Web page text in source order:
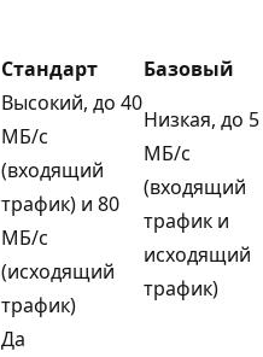
Стандарт Базовый
Высокий, до 40
МБ/с
(входящий
трафик) и 80
МБ/с
(исходящий
трафик)
Низкая, до 5
МБ/с
(входящий
трафик и
исходящий
трафик)
Да